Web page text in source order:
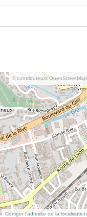
© contributeurs OpenStreetMap
Corriger l’adresse ou la localisation